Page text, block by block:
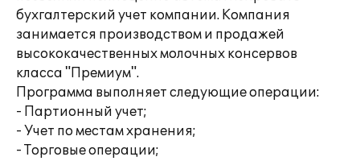
бухгалтерский учет компании. Компания
занимается производством и продажей
высококачественных молочных консервов
класса "Премиум".
Программа выполняет следующие операции:
- Партионный учет;
- Учет по местам хранения;
- Торговые операции;